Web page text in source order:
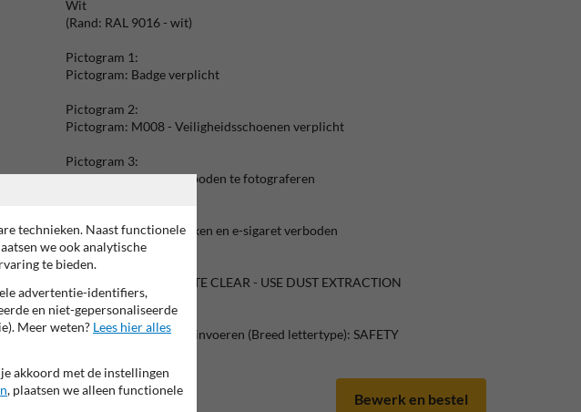
Wit
(Rand: RAL 9016 - wit)
Pictogram 1:
Pictogram: Badge verplicht
Pictogram 2:
Pictogram: M008 - Veiligheidsschoenen verplicht
Pictogram 3:
Pictogram: P029 - Verboden te fotograferen
Pictogram: P002a - Roken en e-sigaret verboden
Tekstvlak:
- KEEP MARKED ROUTE CLEAR - USE DUST EXTRACTION
Afsluiter:
Pictogram: Eigen tekst invoeren (Breed lettertype): SAFETY
Bewerk en bestel
technieken. Naast functionele
we ook analytische
te bieden.
advertentie-identifiers,
en niet-gepersonaliseerde
Meer weten? Lees hier alles
akkoord met de instellingen
, plaatsen we alleen functionele